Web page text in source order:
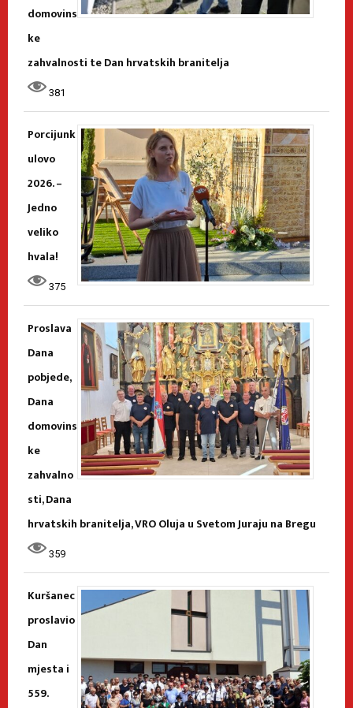
domovins
ke
zahvalnosti te Dan hrvatskih branitelja
381
Porcijunk
ulovo
2026. –
Jedno
veliko
hvala!
375
Proslava
Dana
pobjede,
Dana
domovins
ke
zahvalno
sti, Dana
hrvatskih branitelja, VRO Oluja u Svetom Juraju na Bregu
359
Kuršanec
proslavio
Dan
mjesta i
559.